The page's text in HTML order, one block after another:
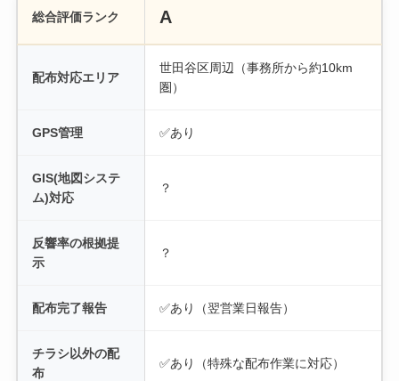
総合評価ランク A
配布対応エリア
世田谷区周辺（事務所から約10km
圏）
GPS管理 ✅あり
GIS(地図システ
ム)対応
？
反響率の根拠提
示
？
配布完了報告 ✅あり（翌営業日報告）
チラシ以外の配
布
✅あり（特殊な配布作業に対応）